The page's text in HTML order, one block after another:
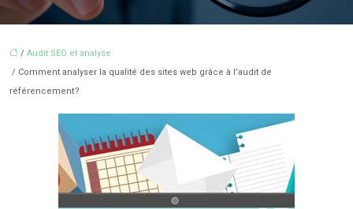
/ Audit SEO et analyse
/ Comment analyser la qualité des sites web grâce à l’audit de
référencement ?